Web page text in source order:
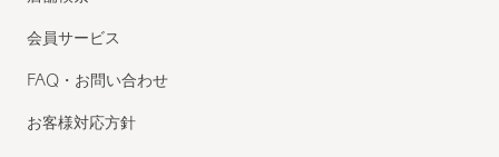
会員サービス
FAQ・お問い合わせ
お客様対応方針